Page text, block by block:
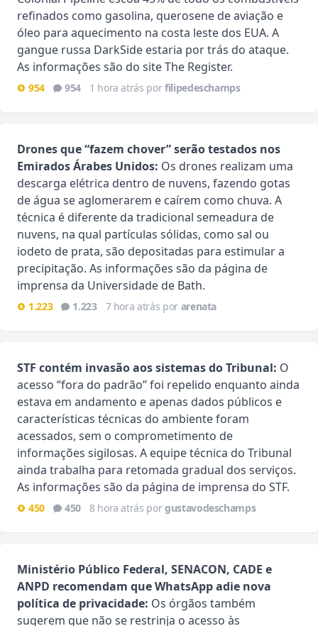
refinados como gasolina, querosene de aviação e
óleo para aquecimento na costa leste dos EUA. A
gangue russa DarkSide estaria por trás do ataque.
As informações são do site The Register.
954 954 1 hora atrás porfilipedeschamps
Drones que “fazem chover” serão testados nos
Emirados Árabes Unidos: Os drones realizam uma
descarga elétrica dentro de nuvens, fazendo gotas
de água se aglomerarem e caírem como chuva. A
técnica é diferente da tradicional semeadura de
nuvens, na qual partículas sólidas, como sal ou
iodeto de prata, são depositadas para estimular a
precipitação. As informações são da página de
imprensa da Universidade de Bath.
1.223 1.223 7 hora atrás por arenata
STF contém invasão aos sistemas do Tribunal: O
acesso “fora do padrão” foi repelido enquanto ainda
estava em andamento e apenas dados públicos e
características técnicas do ambiente foram
acessados, sem o comprometimento de
informações sigilosas. A equipe técnica do Tribunal
ainda trabalha para retomada gradual dos serviços.
As informações são da página de imprensa do STF.
450 450 8 hora atrás porgustavodeschamps
Ministério Público Federal, SENACON, CADE e
ANPD recomendam que WhatsApp adie nova
política de privacidade: Os órgãos também
sugerem que não se restrinja o acesso às